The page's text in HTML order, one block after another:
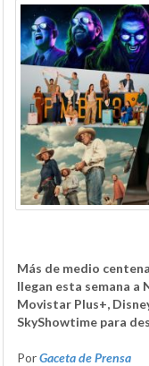
Más de medio
llegan esta semana a
Movistar Plus+,
SkyShowtime para
PorGaceta de Prensa